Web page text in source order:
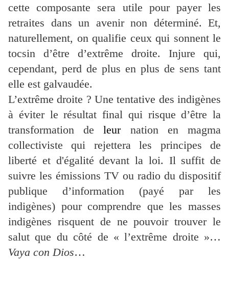
cette composante sera utile pour payer les
retraites dans un avenir non déterminé. Et,
naturellement, on qualifie ceux qui sonnent le
tocsin d’être d’extrême droite. Injure qui,
cependant, perd de plus en plus de sens tant
elle est galvaudée.
L’extrême droite ? Une tentative des indigènes
à éviter le résultat final qui risque d’être la
transformation deleurnation en magma
collectiviste qui rejettera les principes de
liberté et d'égalité devant la loi. Il suffit de
suivre les émissions TV ou radio du dispositif
publique d’information (payé par les
indigènes) pour comprendre que les masses
indigènes risquent de ne pouvoir trouver le
salut que du côté de « l’extrême droite »…
Vaya con Dios…